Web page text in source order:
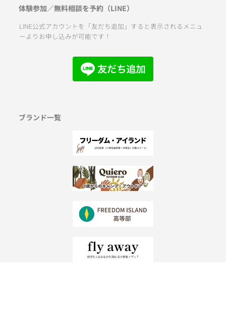
体験参加／無料相談を予約（LINE）
LINE公式アカウントを「友だち追加」すると表示されるメニュ
ーよりお申し込みが可能です！
ブランド一覧